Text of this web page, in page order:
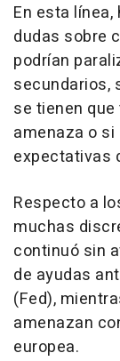
En esta
dudas sobre
podrían
secundarios,
se tienen
amenaza o
expectativas
Respecto a
muchas
continuó sin
de ayudas
(Fed),
amenazan
europea.